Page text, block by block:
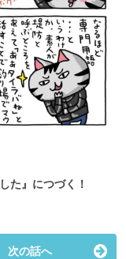
た』につづく！
次の話へ